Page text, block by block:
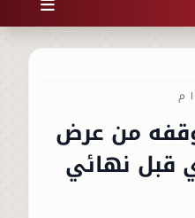
من عرض
قبل نهائي